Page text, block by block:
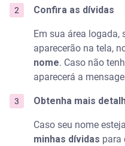
Confira as dívidas
Em sua área logada,
aparecerão na tela,
nome. Caso não
aparecerá a
Obtenha mais
Caso seu nome
minhas dívidas para